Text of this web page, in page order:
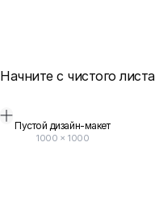
Начните с чистого
Пустой дизайн-макет
1000 × 1000